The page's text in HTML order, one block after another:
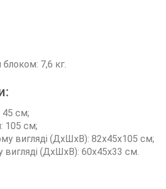
7,6 кг.
45 см;
105 см;
вигляді (ДxШxВ): 82х45х105 см;
вигляді (ДxШxВ): 60x45x33 см.